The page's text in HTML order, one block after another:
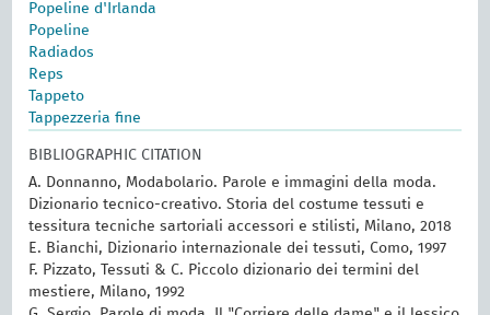
Popeline d'Irlanda
Popeline
Radiados
Reps
Tappeto
Tappezzeria fine
BIBLIOGRAPHIC CITATION
A. Donnanno, Modabolario. Parole e immagini della moda.
Dizionario tecnico-creativo. Storia del costume tessuti e
tessitura tecniche sartoriali accessori e stilisti, Milano, 2018
E. Bianchi, Dizionario internazionale dei tessuti, Como, 1997
F. Pizzato, Tessuti & C. Piccolo dizionario dei termini del
mestiere, Milano, 1992